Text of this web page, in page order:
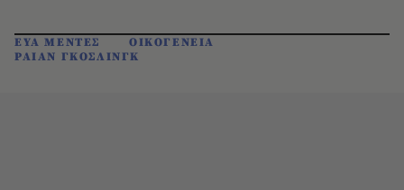
ΕΥΑ ΜΕΝΤΕΣ
ΟΙΚΟΓΕΝΕΙΑ
ΡΑΙΑΝ ΓΚΟΣΛΙΝΓΚ